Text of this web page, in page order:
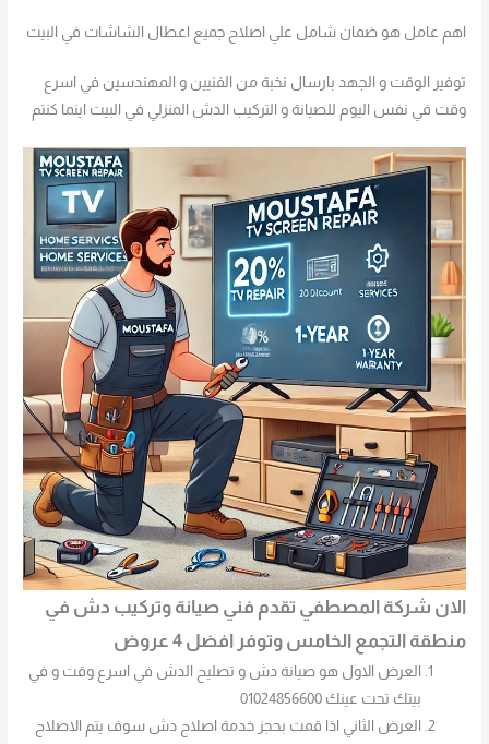
اهم عامل هو ضمان شامل علي اصلاح جميع اعطال الشاشات في البيت
توفير الوقت و الجهد بارسال نخبة من الفنيين و المهندسين في اسرع
وقت في نفس اليوم للصيانة و التركيب الدش المنزلي في البيت اينما كنتم
الان شركة المصطفي تقدم فني صيانة وتركيب دش في
منطقة التجمع الخامس وتوفر افضل 4 عروض
العرض الاول هو صيانة دش و تصليح الدش في اسرع وقت و في
بيتك تحت عينك 01024856600
العرض الثاني اذا قمت بحجز خدمة اصلاح دش سوف يتم الاصلاح